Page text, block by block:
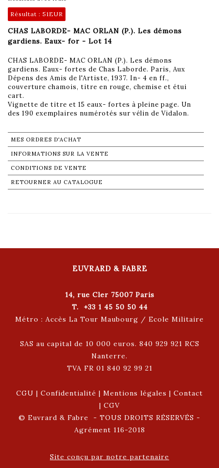
Résultat : 51EUR
CHAS LABORDE- MAC ORLAN (P.). Les démons
gardiens. Eaux- for - Lot 14
CHAS LABORDE- MAC ORLAN (P.). Les démons
gardiens. Eaux- fortes de Chas Laborde. Paris, Aux
Dépens des Amis de l'Artiste, 1937. In- 4 en ff.,
couverture chamois, titre en rouge, chemise et étui
cart.
Vignette de titre et 15 eaux- fortes à pleine page. Un
des 190 exemplaires numérotés sur vélin de Vidalon.
MES ORDRES D'ACHAT
INFORMATIONS SUR LA VENTE
CONDITIONS DE VENTE
RETOURNER AU CATALOGUE
EUVRARD & FABRE
14, rue Cler 75007 Paris
T. +33 1 45 50 50 44
Métro : Accès La Tour Maubourg / Ecole Militaire
SAS au capital de 10 000 euros. 840 929 921 RCS
Nanterre.
TVA FR 01 840 92 99 21
CGU | Confidentialité | Mentions légales | Contact
| CGV
© Euvrard & Fabre - TOUS DROITS RÉSERVÉS -
Agrément 116-2018
Site conçu par notre partenaire